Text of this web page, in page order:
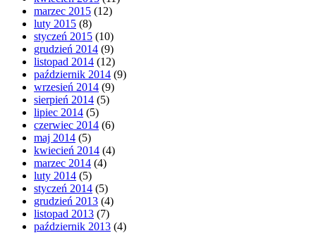
marzec 2015 (12)
luty 2015 (8)
styczeń 2015 (10)
grudzień 2014 (9)
listopad 2014 (12)
październik 2014 (9)
wrzesień 2014 (9)
sierpień 2014 (5)
lipiec 2014 (5)
czerwiec 2014 (6)
maj 2014 (5)
kwiecień 2014 (4)
marzec 2014 (4)
luty 2014 (5)
styczeń 2014 (5)
grudzień 2013 (4)
listopad 2013 (7)
październik 2013 (4)